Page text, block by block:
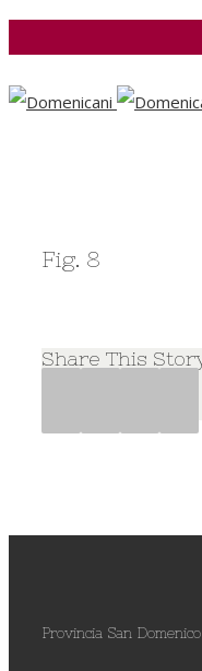
Fig. 8
Share This
Provincia San